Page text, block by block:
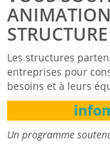
Les structures
entreprises pour
besoins et à leurs
Un programme